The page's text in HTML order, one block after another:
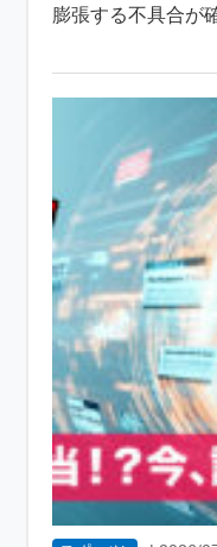
膨張する不具合が